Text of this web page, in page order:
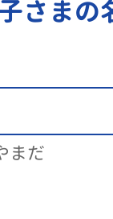
さまの
まだ